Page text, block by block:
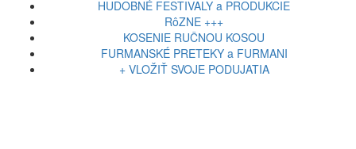
HUDOBNÉ FESTIVALY a PRODUKCIE
RôZNE +++
KOSENIE RUČNOU KOSOU
FURMANSKÉ PRETEKY a FURMANI
+ VLOŽIŤ SVOJE PODUJATIA